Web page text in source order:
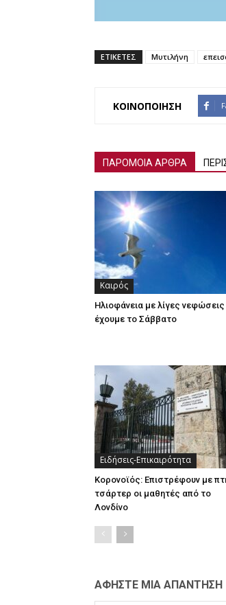
ΕΤΙΚΕΤΕΣ Μυτιλήνη
ΚΟΙΝΟΠΟΙΗΣΗ
ΠΑΡΟΜΟΙΑ ΑΡΘΡΑ
Καιρός
Ηλιοφάνεια με λίγες
έχουμε το Σάββατο
Ειδήσεις-Επικαιρότητα
Κορονοϊός: Επιστρέφουν με
τσάρτερ οι μαθητές από το
Λονδίνο
ΑΦΗΣΤΕ ΜΙΑ ΑΠΑΝΤΗΣΗ